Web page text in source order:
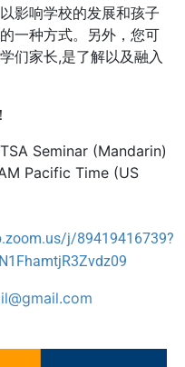
影响学校的发展和孩子
一种方式。另外， 您可
们家长,是了解以及融入
Seminar (Mandarin)
Pacific Time (US
j/89419416739?